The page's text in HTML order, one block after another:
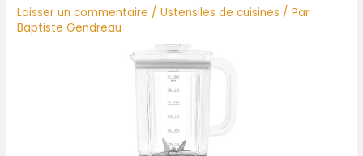
Laisser un commentaire /Ustensiles de cuisines / Par
Baptiste Gendreau